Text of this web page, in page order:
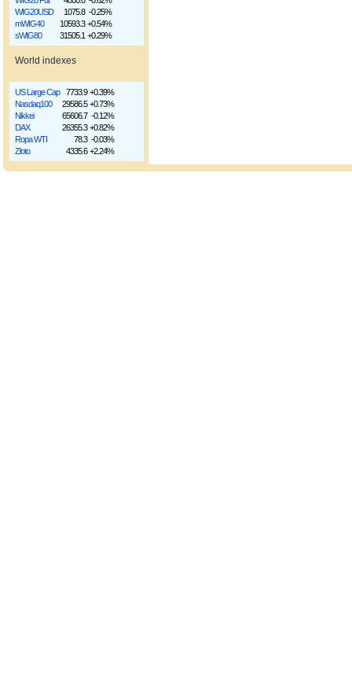
WIG20USD
1075.8 -0.25%
mWIG40
10593.3 +0.54%
sWIG80
31505.1 +0.29%
World indexes
US Large Cap 7733.9 +0.39%
Nasdaq100
29586.5 +0.73%
Nikkei
65606.7 -0.12%
DAX
26355.3 +0.82%
Ropa WTI
78.3 -0.03%
Złoto
4335.6 +2.24%